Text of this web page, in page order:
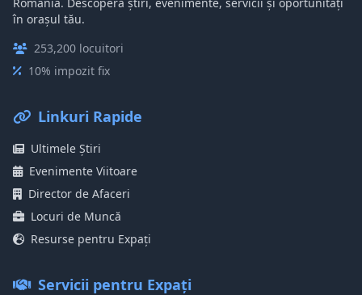
în orașul tău.
253,200 locuitori
10% impozit fix
Linkuri Rapide
Ultimele Știri
Evenimente Viitoare
Director de Afaceri
Locuri de Muncă
Resurse pentru Expați
Servicii pentru Expați